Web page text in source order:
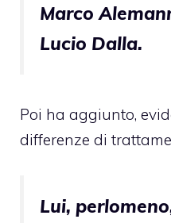
Marco
Lucio Dalla.
Poi ha aggiunto,
differenze di
Lui,